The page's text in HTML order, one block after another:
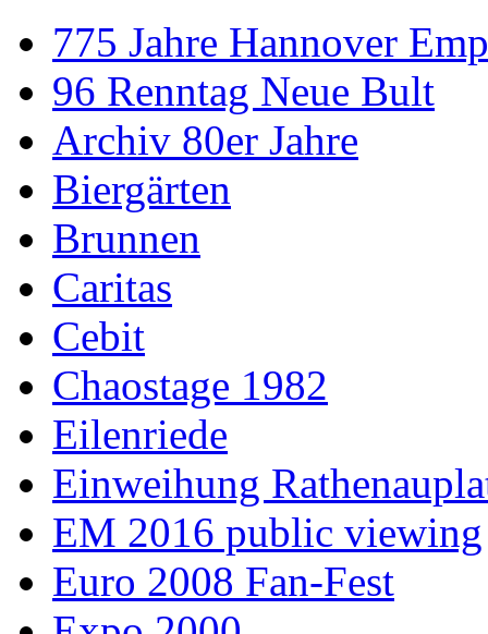
775 Jahre Hannover
96 Renntag Neue Bult
Archiv 80er Jahre
Biergärten
Brunnen
Caritas
Cebit
Chaostage 1982
Eilenriede
Einweihung
EM 2016 public viewing
Euro 2008 Fan-Fest